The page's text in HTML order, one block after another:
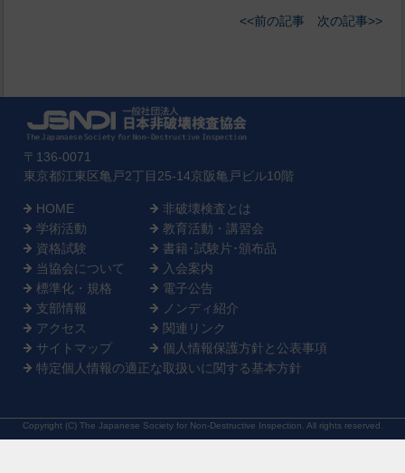
<<前の記事 次の記事>>
〒136-0071
東京都江東区亀戸2丁目25-14京阪亀戸ビル10階
HOME
非破壊検査とは
学術活動
教育活動・講習会
資格試験
書籍･試験片･頒布品
当協会について
入会案内
標準化・規格
電子公告
支部情報
ノンディ紹介
アクセス
関連リンク
サイトマップ
個人情報保護方針と公表事項
特定個人情報の適正な取扱いに関する基本方針
Copyright (C) The Japanese Society for Non-Destructive Inspection. All rights reserved.